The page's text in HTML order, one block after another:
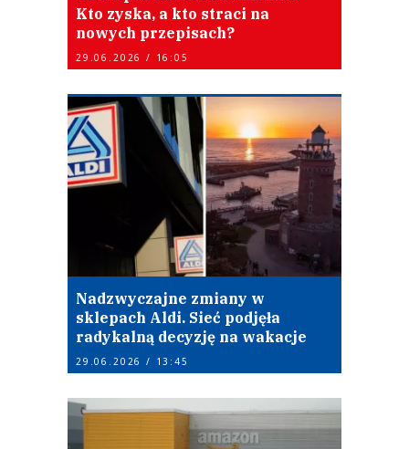
Kto zyska, a kto straci na
nowych przepisach?
29.06.2026 / 16:05
Nadzwyczajne zmiany w
sklepach Aldi. Sieć podjęła
radykalną decyzję na wakacje
29.06.2026 / 13:45